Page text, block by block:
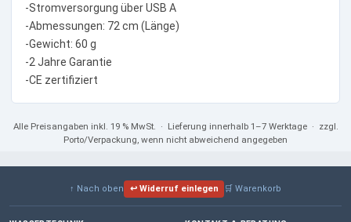
-Stromversorgung über USB A
-Abmessungen: 72 cm (Länge)
-Gewicht: 60 g
-2 Jahre Garantie
-CE zertifiziert
Alle Preisangaben inkl. 19 % MwSt. · Lieferung innerhalb 1–7 Werktage · zzgl.
Porto/Verpackung, wenn nicht abweichend angegeben
↑ Nach oben ↩ Widerruf einlegen 🛒 Warenkorb